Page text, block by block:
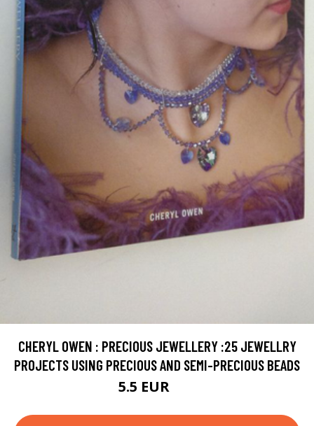
CHERYL OWEN : PRECIOUS JEWELLERY :25 JEWELLRY
PROJECTS USING PRECIOUS AND SEMI-PRECIOUS BEADS
5.5 EUR